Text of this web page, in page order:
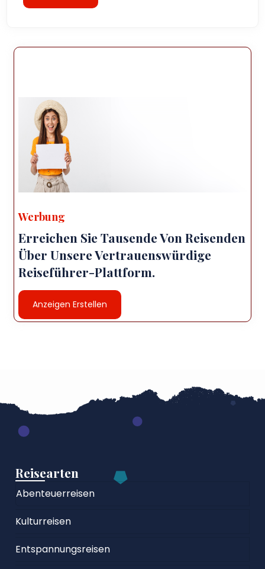
Werbung
Erreichen Sie Tausende Von Reisenden
Über Unsere Vertrauenswürdige
Reiseführer-Plattform.
Anzeigen Erstellen
Reisearten
Abenteuerreisen
Kulturreisen
Entspannungsreisen